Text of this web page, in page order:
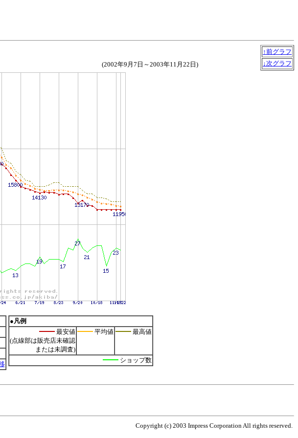
↑前グラフ
↓次グラフ
(2002年9月7日～2003年11月22日)
●凡例
最安値
(点線部は販売店未確認
または未調査)
平均値 最高値
ショップ数
Copyright (c) 2003 Impress Corporation All rights reserved.